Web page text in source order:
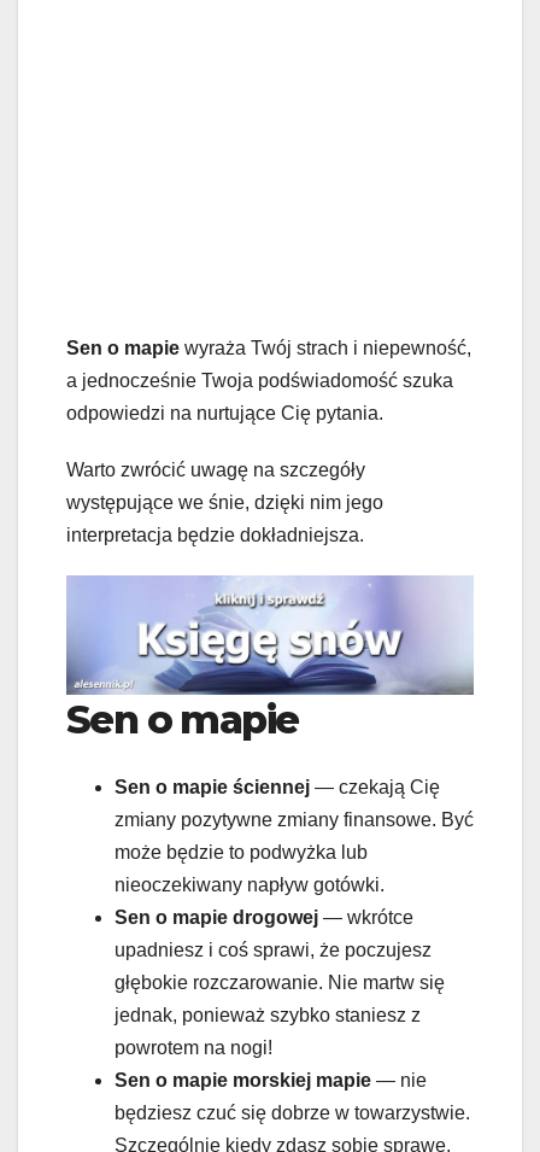
Sen o mapie wyraża Twój strach i niepewność,
a jednocześnie Twoja podświadomość szuka
odpowiedzi na nurtujące Cię pytania.
Warto zwrócić uwagę na szczegóły
występujące we śnie, dzięki nim jego
interpretacja będzie dokładniejsza.
Sen o mapie
Sen o mapie ściennej — czekają Cię
zmiany pozytywne zmiany finansowe. Być
może będzie to podwyżka lub
nieoczekiwany napływ gotówki.
Sen o mapie drogowej — wkrótce
upadniesz i coś sprawi, że poczujesz
głębokie rozczarowanie. Nie martw się
jednak, ponieważ szybko staniesz z
powrotem na nogi!
Sen o mapie morskiej mapie — nie
będziesz czuć się dobrze w towarzystwie.
Szczególnie kiedy zdasz sobie sprawę,